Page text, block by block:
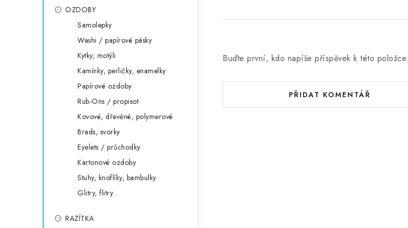
OZDOBY
Samolepky
Washi / papírové pásky
Kytky, motýli
Kamínky, perličky, enamelky
Papírové ozdoby
Rub-Ons / propisot
Kovové, dřevěné, polymerové
Brads, svorky
Eyelets / průchodky
Kartonové ozdoby
Stuhy, knoflíky, bambulky
Glitry, flitry...
RAZÍTKA
Buďte první, kdo napíše příspěvek k této položce.
PŘIDAT KOMENTÁŘ